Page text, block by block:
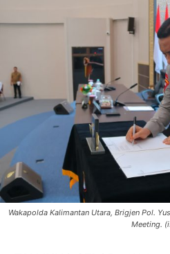
Wakapolda Kalimantan Utara, Brigjen Pol.
Meeting.